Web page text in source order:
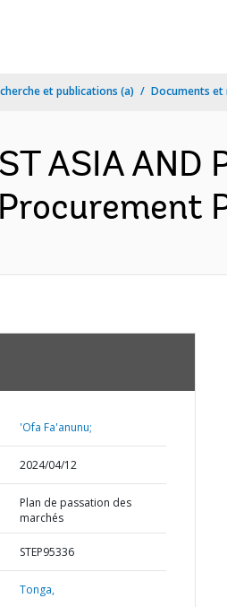
et publications (a) Documents et
ASIA
'Ofa Fa'anunu;
2024/04/12
Plan de passation des
marchés
STEP95336
Tonga,